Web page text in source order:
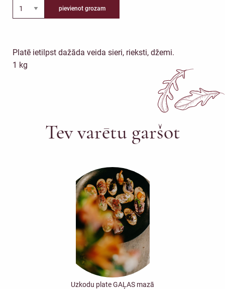
pievienot grozam
Platē ietilpst dažāda veida sieri, rieksti, džemi.
1 kg
Tev varētu garšot
Uzkodu plate GAĻAS mazā